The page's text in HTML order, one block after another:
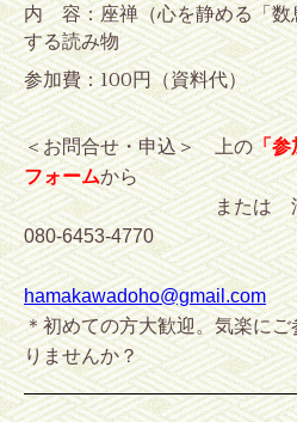
内 容：座禅（心を静める「
する読み物
参加費：100円（資料代）
＜お問合せ・申込＞ 上の「参
フォームから
または 濱川（
080-6453-4770
✉
hamakawadoho@gmail.com
＊初めての方大歓迎。気楽に
りませんか？